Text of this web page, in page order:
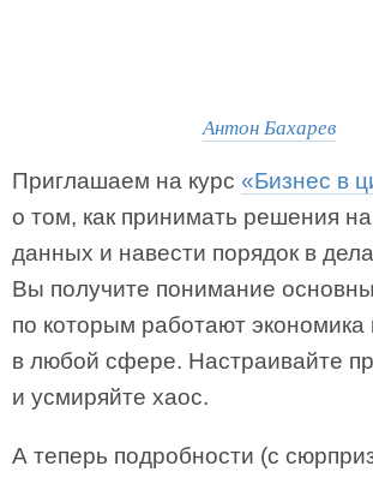
Антон Бахарев
Приглашаем на курс «Бизнес в
о том, как принимать решения
данных и навести порядок в
Вы получите понимание
по которым работают
в любой сфере. Настраивайте
и усмиряйте хаос.
А теперь подробности (с